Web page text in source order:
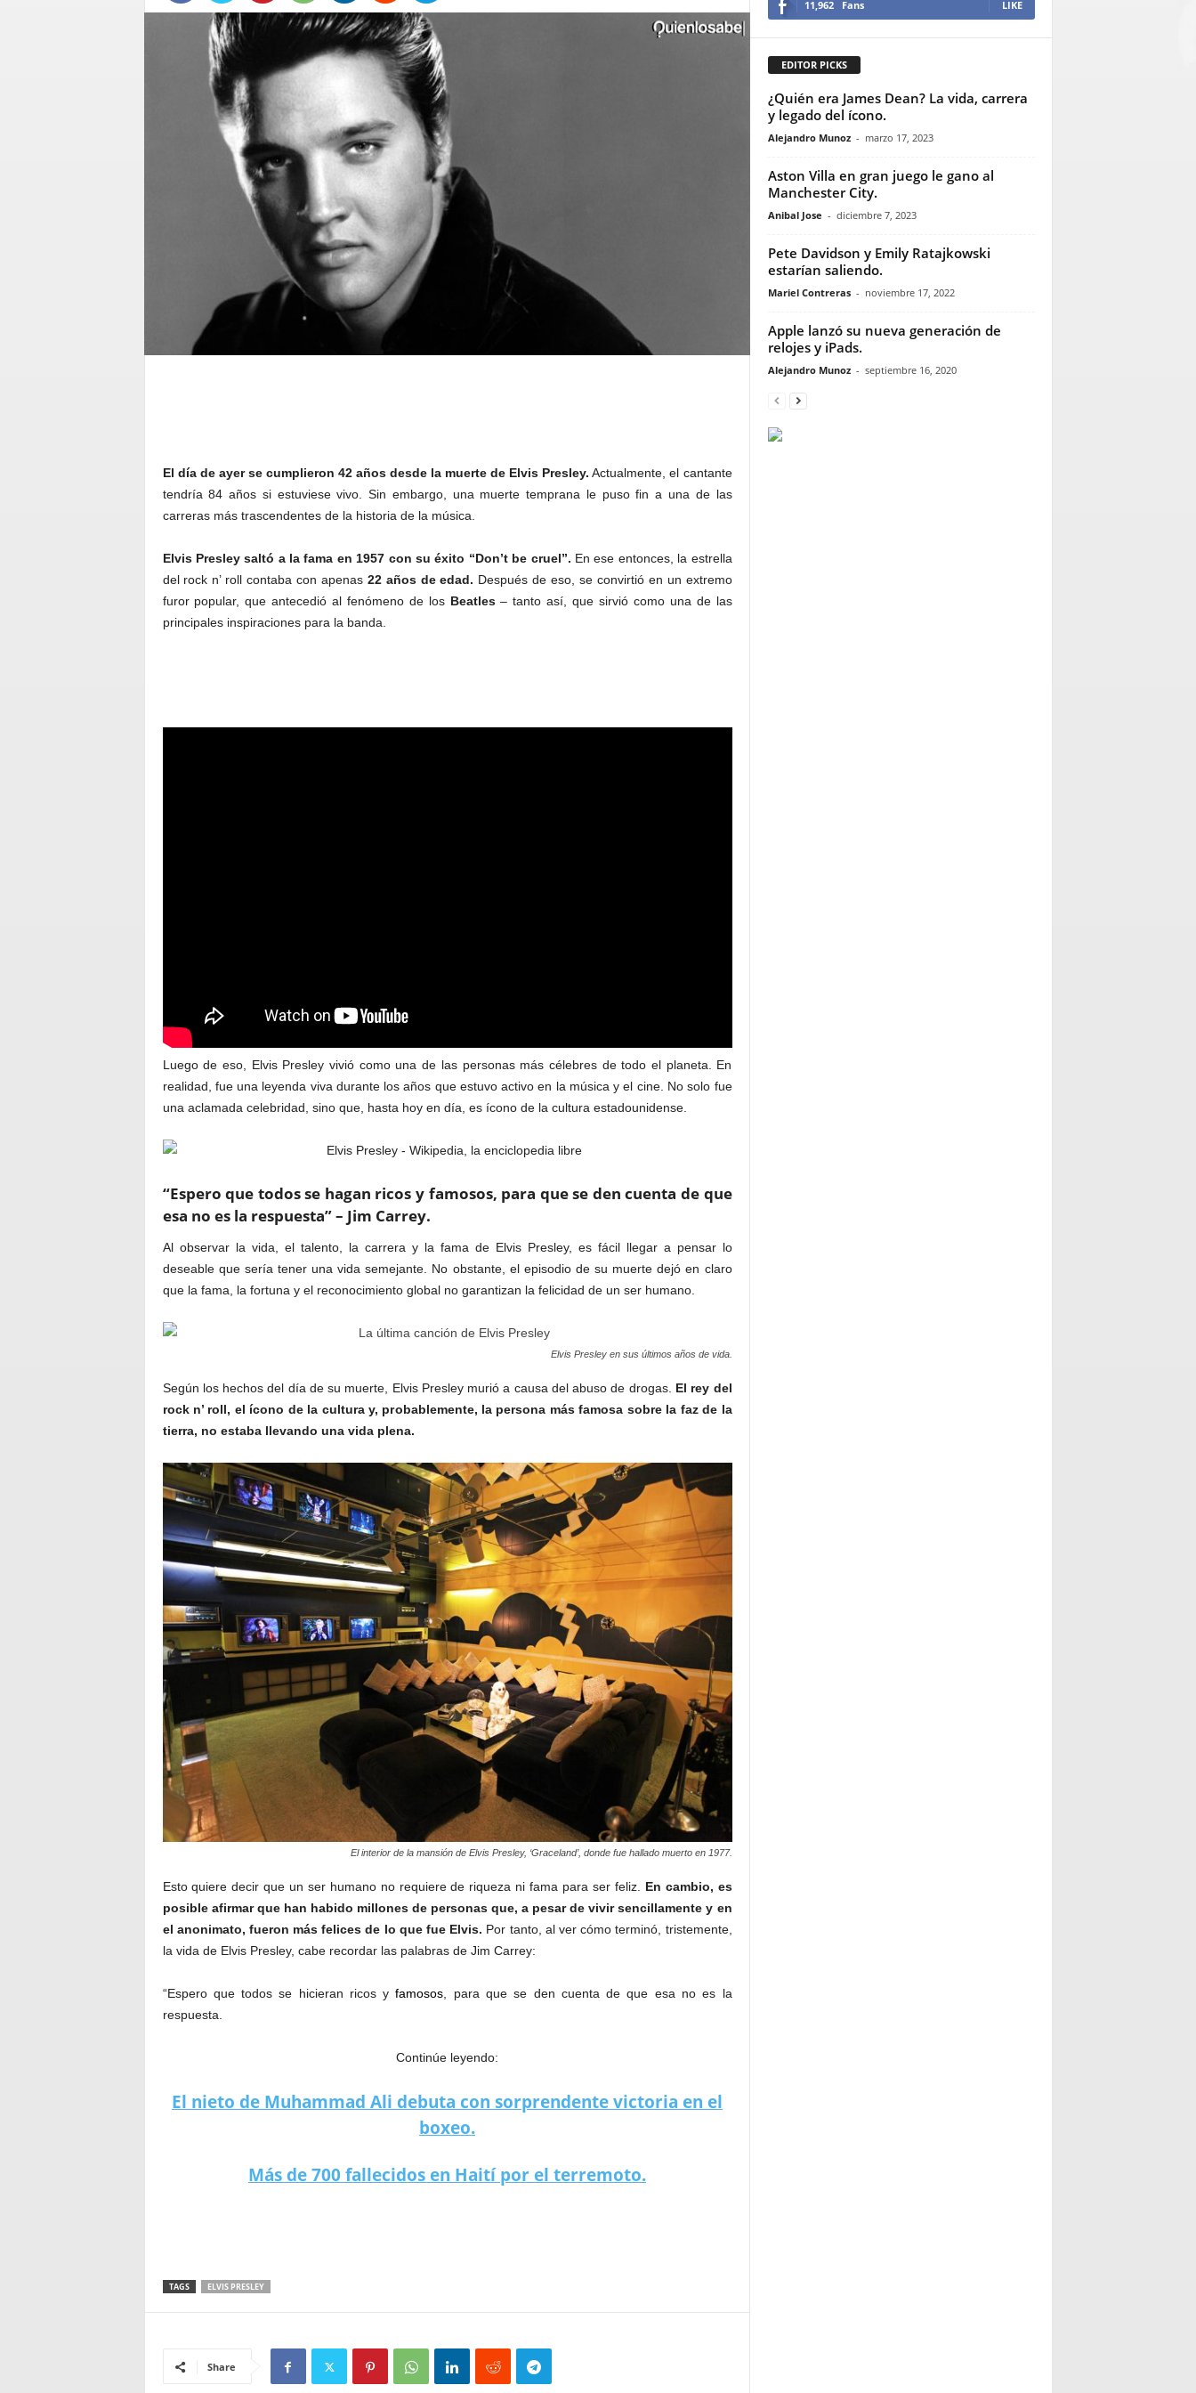
El día de ayer se cumplieron 42 años desde la muerte de Elvis Presley. Actualmente, el cantante
tendría 84 años si estuviese vivo. Sin embargo, una muerte temprana le puso fin a una de las
carreras más trascendentes de la historia de la música.
Elvis Presley saltó a la fama en 1957 con su éxito “Don’t be cruel”. En ese entonces, la estrella
del rock n’ roll contaba con apenas 22 años de edad. Después de eso, se convirtió en un extremo
furor popular, que antecedió al fenómeno de los Beatles– tanto así, que sirvió como una de las
principales inspiraciones para la banda.
Luego de eso, Elvis Presley vivió como una de las personas más célebres de todo el planeta. En
realidad, fue una leyenda viva durante los años que estuvo activo en la música y el cine. No solo fue
una aclamada celebridad, sino que, hasta hoy en día, es ícono de la cultura estadounidense.
“Espero que todos se hagan ricos y famosos, para que se den cuenta de que
esa no es la respuesta” – Jim Carrey.
Al observar la vida, el talento, la carrera y la fama de Elvis Presley, es fácil llegar a pensar lo
deseable que sería tener una vida semejante. No obstante, el episodio de su muerte dejó en claro
que la fama, la fortuna y el reconocimiento global no garantizan la felicidad de un ser humano.
Elvis Presley en sus últimos años de vida.
Según los hechos del día de su muerte, Elvis Presley murió a causa del abuso de drogas. El rey del
rock n’ roll, el ícono de la cultura y, probablemente, la persona más famosa sobre la faz de la
tierra, no estaba llevando una vida plena.
El interior de la mansión de Elvis Presley, ‘Graceland’, donde fue hallado muerto en 1977.
Esto quiere decir que un ser humano no requiere de riqueza ni fama para ser feliz. En cambio, es
posible afirmar que han habido millones de personas que, a pesar de vivir sencillamente y en
el anonimato, fueron más felices de lo que fue Elvis. Por tanto, al ver cómo terminó, tristemente,
la vida de Elvis Presley, cabe recordar las palabras de Jim Carrey:
“Espero que todos se hicieran ricos yfamosos, para que se den cuenta de que esa no es la
respuesta.
Continúe leyendo:
El nieto de Muhammad Ali debuta con sorprendente victoria en el
boxeo.
Más de 700 fallecidos en Haití por el terremoto.
TAGS ELVIS PRESLEY
Share
11,962 Fans LIKE
EDITOR PICKS
¿Quién era James Dean? La vida, carrera
y legado del ícono.
Alejandro Munoz - marzo 17, 2023
Aston Villa en gran juego le gano al
Manchester City.
Anibal Jose - diciembre 7, 2023
Pete Davidson y Emily Ratajkowski
estarían saliendo.
Mariel Contreras - noviembre 17, 2022
Apple lanzó su nueva generación de
relojes y iPads.
Alejandro Munoz - septiembre 16, 2020